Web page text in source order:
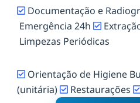
Documentação e
Emergência 24h
Limpezas Periódicas
Orientação de Higiene
(unitária)
Restaurações